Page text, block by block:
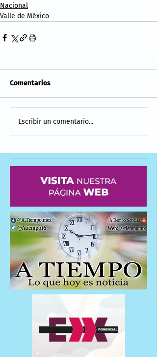
Nacional
Valle de México
Comentarios
Escribir un comentario...